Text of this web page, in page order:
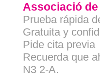
Associació
Prueba rápida
Gratuita y
Pide cita previa
Recuerda que
N3 2-A.